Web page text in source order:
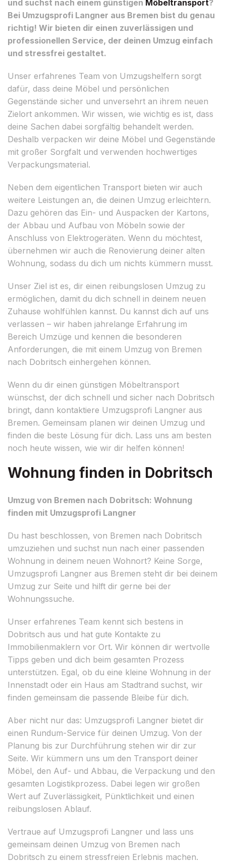
und suchst nach einem günstigen Möbeltransport?
Bei Umzugsprofi Langner aus Bremen bist du genau
richtig! Wir bieten dir einen zuverlässigen und
professionellen Service, der deinen Umzug einfach
und stressfrei gestaltet.
Unser erfahrenes Team von Umzugshelfern sorgt
dafür, dass deine Möbel und persönlichen
Gegenstände sicher und unversehrt an ihrem neuen
Zielort ankommen. Wir wissen, wie wichtig es ist, dass
deine Sachen dabei sorgfältig behandelt werden.
Deshalb verpacken wir deine Möbel und Gegenstände
mit großer Sorgfalt und verwenden hochwertiges
Verpackungsmaterial.
Neben dem eigentlichen Transport bieten wir auch
weitere Leistungen an, die deinen Umzug erleichtern.
Dazu gehören das Ein- und Auspacken der Kartons,
der Abbau und Aufbau von Möbeln sowie der
Anschluss von Elektrogeräten. Wenn du möchtest,
übernehmen wir auch die Renovierung deiner alten
Wohnung, sodass du dich um nichts kümmern musst.
Unser Ziel ist es, dir einen reibungslosen Umzug zu
ermöglichen, damit du dich schnell in deinem neuen
Zuhause wohlfühlen kannst. Du kannst dich auf uns
verlassen – wir haben jahrelange Erfahrung im
Bereich Umzüge und kennen die besonderen
Anforderungen, die mit einem Umzug von Bremen
nach Dobritsch einhergehen können.
Wenn du dir einen günstigen Möbeltransport
wünschst, der dich schnell und sicher nach Dobritsch
bringt, dann kontaktiere Umzugsprofi Langner aus
Bremen. Gemeinsam planen wir deinen Umzug und
finden die beste Lösung für dich. Lass uns am besten
noch heute wissen, wie wir dir helfen können!
Wohnung finden in Dobritsch
Umzug von Bremen nach Dobritsch: Wohnung
finden mit Umzugsprofi Langner
Du hast beschlossen, von Bremen nach Dobritsch
umzuziehen und suchst nun nach einer passenden
Wohnung in deinem neuen Wohnort? Keine Sorge,
Umzugsprofi Langner aus Bremen steht dir bei deinem
Umzug zur Seite und hilft dir gerne bei der
Wohnungssuche.
Unser erfahrenes Team kennt sich bestens in
Dobritsch aus und hat gute Kontakte zu
Immobilienmaklern vor Ort. Wir können dir wertvolle
Tipps geben und dich beim gesamten Prozess
unterstützen. Egal, ob du eine kleine Wohnung in der
Innenstadt oder ein Haus am Stadtrand suchst, wir
finden gemeinsam die passende Bleibe für dich.
Aber nicht nur das: Umzugsprofi Langner bietet dir
einen Rundum-Service für deinen Umzug. Von der
Planung bis zur Durchführung stehen wir dir zur
Seite. Wir kümmern uns um den Transport deiner
Möbel, den Auf- und Abbau, die Verpackung und den
gesamten Logistikprozess. Dabei legen wir großen
Wert auf Zuverlässigkeit, Pünktlichkeit und einen
reibungslosen Ablauf.
Vertraue auf Umzugsprofi Langner und lass uns
gemeinsam deinen Umzug von Bremen nach
Dobritsch zu einem stressfreien Erlebnis machen.